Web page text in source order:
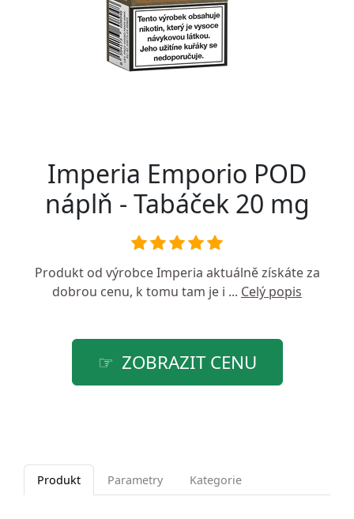
Imperia Emporio POD
náplň - Tabáček 20 mg
Produkt od výrobceImperia aktuálně získáte za
dobrou cenu, k tomu tam je i ... Celý popis
ZOBRAZIT CENU
Produkt Parametry Kategorie